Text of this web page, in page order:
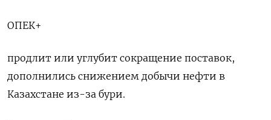
ОПЕК+
продлит или углубит сокращение поставок,
дополнились снижением добычи нефти в
Казахстане из-за бури.